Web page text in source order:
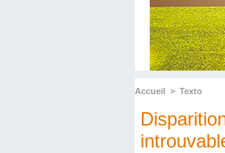
Accueil > Texto